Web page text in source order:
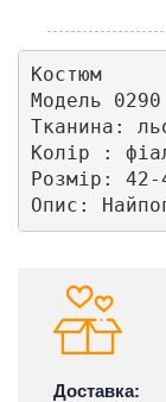
Костюм
Модель 0290
Тканина:
Колір :
Розмір:
Опис:
Доставка: